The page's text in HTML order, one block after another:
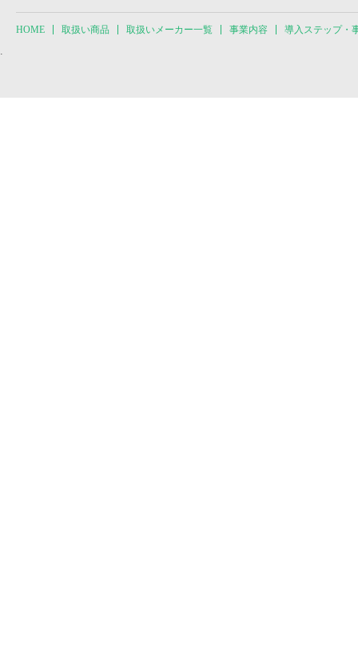
HOME 取扱い商品 取扱いメーカー一覧 事業内容 導入ステップ・
.